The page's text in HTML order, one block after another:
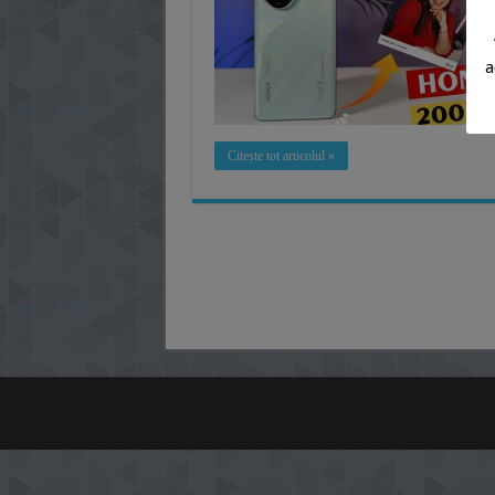
Citește tot articolul »